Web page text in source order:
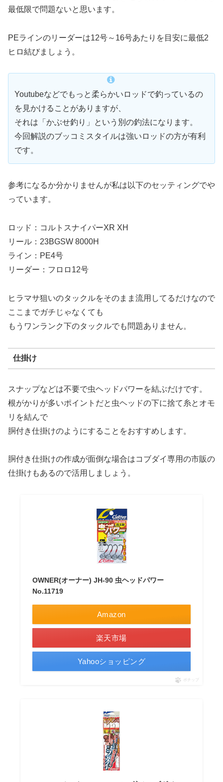
最低限で問題ないと思います。
PEラインのリーダーは12号～16号あたりを目安に最低2
ヒロ結びましょう。
Youtubeなどでもっと柔らかいロッドで釣っているの
を見かけることがありますが、
それは「かぶせ釣り」という別の釣法になります。
今回解説のブッコミスタイルは強いロッドの方が有利
です。
参考になるか分かりませんが私は以下のセッティングでや
っています。
ロッド：コルトスナイパーXR XH
リール：23BGSW 8000H
ライン：PE4号
リーダー：フロロ12号
ヒラマサ狙いのタックルをそのまま流用してるだけなので
ここまでガチじゃなくても
もうワンランク下のタックルでも問題ありません。
仕掛け
スナップなどは不要で虫ヘッドパワーを結ぶだけです。
根がかりが多いポイントだと虫ヘッドの下に捨て糸とオモ
リを結んで
胴付き仕掛けのようにすることをおすすめします。
胴付き仕掛けの作成が面倒な場合はコブダイ専用の市販の
仕掛けもあるので活用しましょう。
OWNER(オーナー) JH-90 虫ヘッドパワー
No.11719
Amazon
楽天市場
Yahooショッピング
ポチップ